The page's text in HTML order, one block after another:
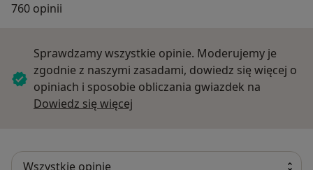
760 opinii
Sprawdzamy wszystkie opinie. Moderujemy je
zgodnie z naszymi zasadami, dowiedz się więcej o
opiniach i sposobie obliczania gwiazdek na
Dowiedz się więcej